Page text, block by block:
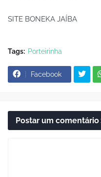
SITE BONEKA JAÍBA
Tags: Porteirinha
Facebook
Postar um comentário